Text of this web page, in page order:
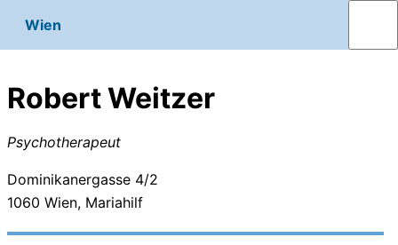
Wien
Robert Weitzer
Psychotherapeut
Dominikanergasse 4/2
1060 Wien, Mariahilf